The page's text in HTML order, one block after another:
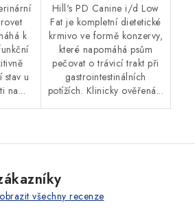
k
stav u
na...
Hill's PD Canine i/d Low
Fat je kompletní dietetické
krmivo ve formě konzervy,
které napomáhá psům
pečovat o trávicí trakt při
gastrointestinálních
potížích. Klinicky ověřená...
všechny recenze